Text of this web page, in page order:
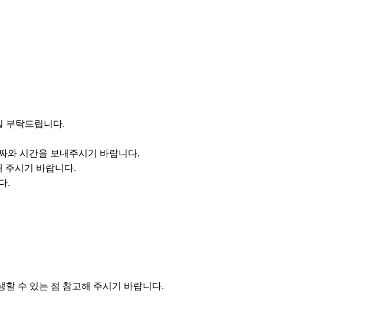
부탁드립니다.
와 시간을 보내주시기 바랍니다.
주시기 바랍니다.
.
수 있는 점 참고해 주시기 바랍니다.